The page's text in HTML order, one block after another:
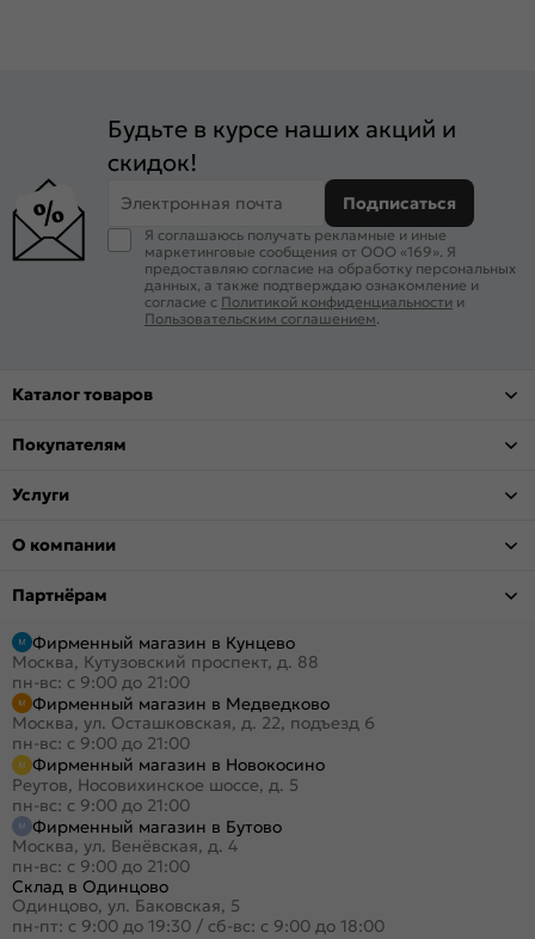
Будьте в курсе наших акций и
скидок!
Электронная почта Подписаться
Я соглашаюсь получать рекламные и иные
маркетинговые сообщения от ООО «169». Я
предоставляю согласие на обработку персональных
данных, а также подтверждаю ознакомление и
согласие с Политикой конфиденциальности и
Пользовательским соглашением.
Каталог товаров
Покупателям
Услуги
О компании
Партнёрам
Фирменный магазин в Кунцево
Москва, Кутузовский проспект, д. 88
пн-вс: с 9:00 до 21:00
Фирменный магазин в Медведково
Москва, ул. Осташковская, д. 22, подъезд 6
пн-вс: с 9:00 до 21:00
Фирменный магазин в Новокосино
Реутов, Носовихинское шоссе, д. 5
пн-вс: с 9:00 до 21:00
Фирменный магазин в Бутово
Москва, ул. Венёвская, д. 4
пн-вс: с 9:00 до 21:00
Склад в Одинцово
Одинцово, ул. Баковская, 5
пн-пт: с 9:00 до 19:30 / сб-вс: с 9:00 до 18:00